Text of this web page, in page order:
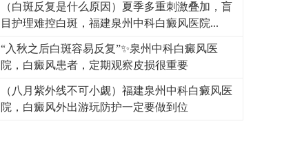
（白斑反复是什么原因）夏季多重刺激叠加，盲
目护理难控白斑，福建泉州中科白癜风医院...
“入秋之后白斑容易反复”✨泉州中科白癜风医
院，白癜风患者，定期观察皮损很重要
（八月紫外线不可小觑）福建泉州中科白癜风医
院，白癜风外出游玩防护一定要做到位